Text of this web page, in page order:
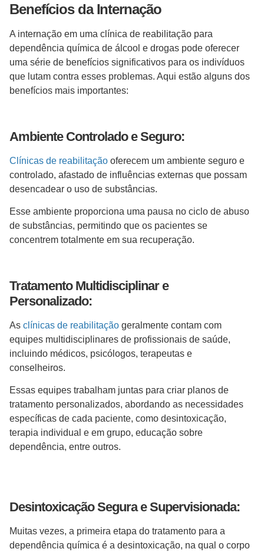
Benefícios da Internação
A internação em uma clínica de reabilitação para
dependência química de álcool e drogas pode oferecer
uma série de benefícios significativos para os indivíduos
que lutam contra esses problemas. Aqui estão alguns dos
benefícios mais importantes:
Ambiente Controlado e Seguro:
Clínicas de reabilitação oferecem um ambiente seguro e
controlado, afastado de influências externas que possam
desencadear o uso de substâncias.
Esse ambiente proporciona uma pausa no ciclo de abuso
de substâncias, permitindo que os pacientes se
concentrem totalmente em sua recuperação.
Tratamento Multidisciplinar e
Personalizado:
As clínicas de reabilitação geralmente contam com
equipes multidisciplinares de profissionais de saúde,
incluindo médicos, psicólogos, terapeutas e
conselheiros.
Essas equipes trabalham juntas para criar planos de
tratamento personalizados, abordando as necessidades
específicas de cada paciente, como desintoxicação,
terapia individual e em grupo, educação sobre
dependência, entre outros.
Desintoxicação Segura e Supervisionada:
Muitas vezes, a primeira etapa do tratamento para a
dependência química é a desintoxicação, na qual o corpo